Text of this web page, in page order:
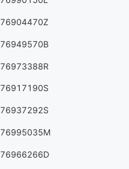
76904470Z
76949570B
76973388R
76917190S
76937292S
76995035M
76966266D